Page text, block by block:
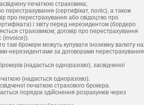
печаткою страховика;
перестрахування (сертифікат, поліс), а також
про перестрахування або свідоцтво про
і звіту перед нерезидентом (бордеро
страховиком; договір про перестрахування
(invoice)).
такі брокери можуть купувати іноземну валюту на
нерезидентами за договорами перестрахування
(надається одноразово), засвідченої
(надається одноразово).
печаткою страхового брокера.
порядок здійснення розрахунків через